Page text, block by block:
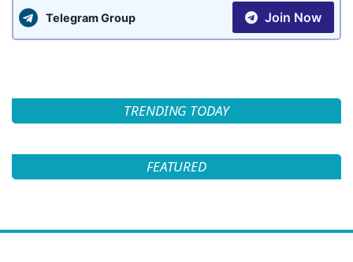
Telegram Group Join Now
TRENDING TODAY
FEATURED